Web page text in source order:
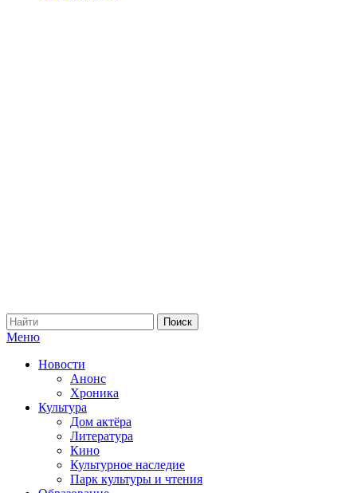
Меню
Новости
Анонс
Хроника
Культура
Дом актёра
Литература
Кино
Культурное наследие
Парк культуры и чтения